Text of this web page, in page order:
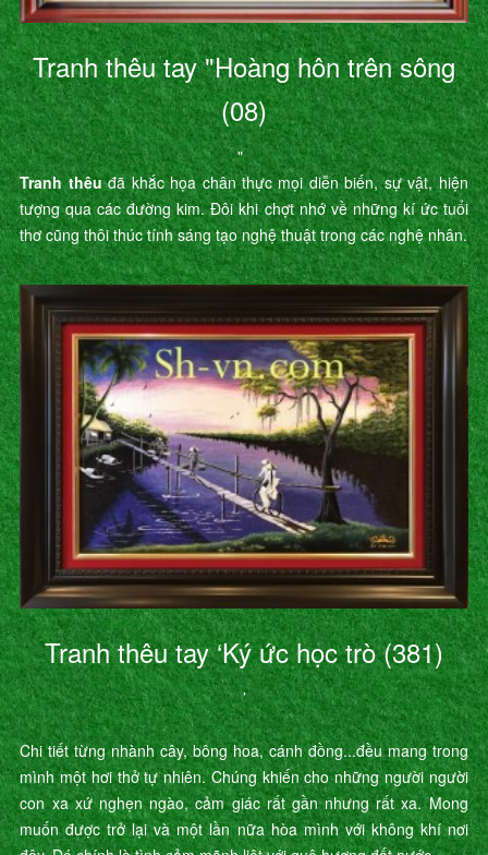
Tranh thêu tay "Hoàng hôn trên sông
(08)
"
Tranh thêuđã khắc họa chân thực mọi diễn biến, sự vật, hiện
tượng qua các đường kim. Đôi khi chợt nhớ về những kí ức tuổi
thơ cũng thôi thúc tính sáng tạo nghệ thuật trong các nghệ nhân.
Tranh thêu tay ‘Ký ức học trò (381)
’
Chi tiết từng nhành cây, bông hoa, cánh đồng...đều mang trong
mình một hơi thở tự nhiên. Chúng khiến cho những người người
con xa xứ nghẹn ngào, cảm giác rất gần nhưng rất xa. Mong
muốn được trở lại và một lần nữa hòa mình với không khí nơi